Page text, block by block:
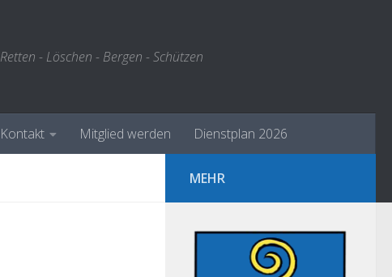
Retten - Löschen - Bergen - Schützen
Kontakt Mitglied werden Dienstplan 2026
MEHR